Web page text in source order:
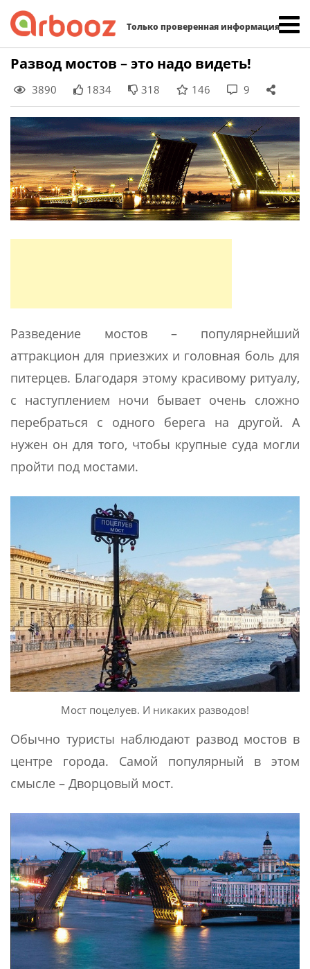
Только проверенная информация
Skip
content
Развод мостов – это надо видеть!
3890 1834 318 146 9
Разведение мостов – популярнейший
аттракцион для приезжих и головная боль для
питерцев. Благодаря этому красивому ритуалу,
с наступлением ночи бывает очень сложно
перебраться с одного берега на другой. А
нужен он для того, чтобы крупные суда могли
пройти под мостами.
Мост поцелуев. И никаких разводов!
Обычно туристы наблюдают развод мостов в
центре города. Самой популярный в этом
смысле – Дворцовый мост.
Найти: